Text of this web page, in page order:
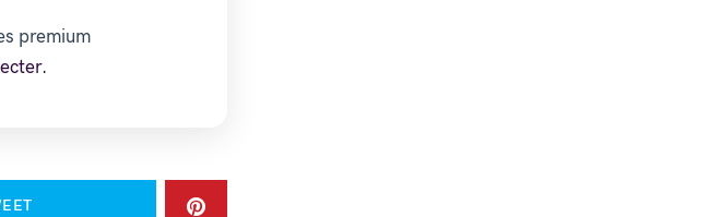
premium